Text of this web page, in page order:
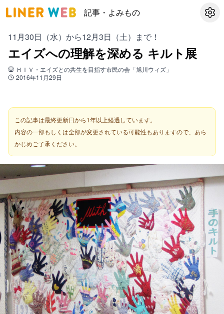
記事・よみもの 設定
11月30日（水）から12月3日（土）まで！
エイズへの理解を深める キルト展
ＨＩＶ・エイズとの共生を目指す市民の会「旭川ウィズ」
2016年11月29日
この記事は最終更新日から1年以上経過しています。
内容の一部もしくは全部が変更されている可能性もありますので、あら
かじめご了承ください。